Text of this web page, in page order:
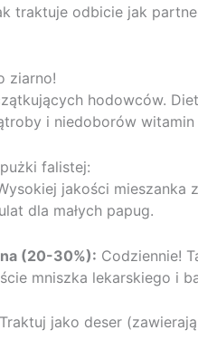
traktuje odbicie jak
ziarno!
hodowców.
i niedoborów
falistej:
jakości mieszanka
dla małych papug.
(20-30%): Codziennie!
mniszka lekarskiego i
Traktuj jako deser